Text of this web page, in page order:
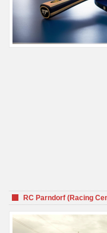
RC Parndorf (Racing